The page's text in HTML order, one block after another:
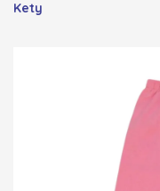
Kety